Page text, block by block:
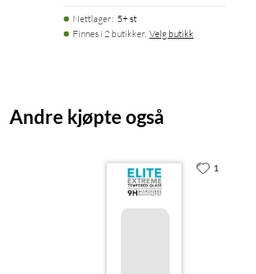
Nettlager: 5+ st
Finnes i 2 butikker. Velg butikk
Andre kjøpte også
1